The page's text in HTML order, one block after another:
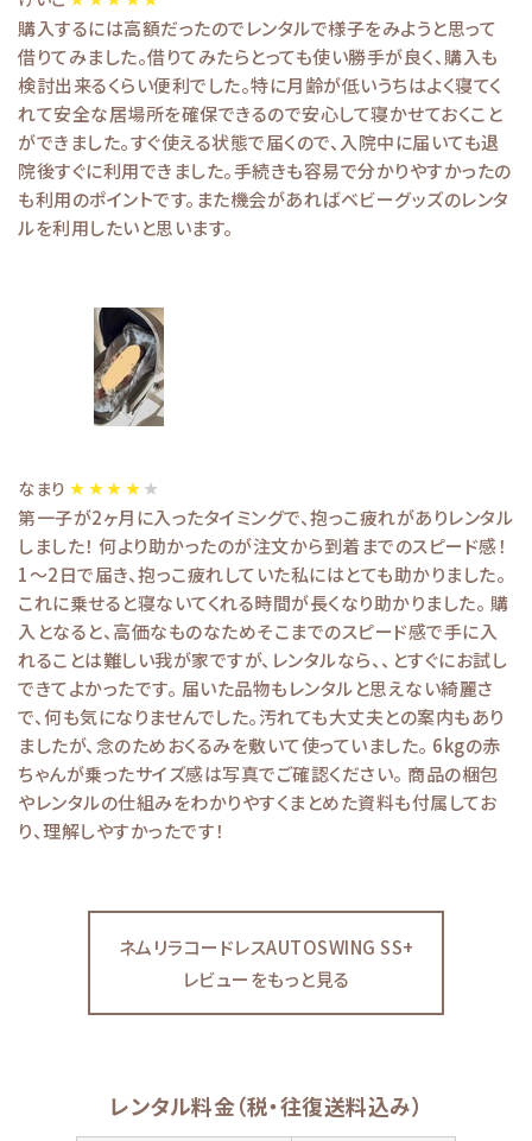
購入するには高額だったのでレンタルで様子をみようと思って
借りてみました。借りてみたらとっても使い勝手が良く、購入も
検討出来るくらい便利でした。特に月齢が低いうちはよく寝てく
れて安全な居場所を確保できるので安心して寝かせておくこと
ができました。すぐ使える状態で届くので、入院中に届いても退
院後すぐに利用できました。手続きも容易で分かりやすかったの
も利用のポイントです。また機会があればベビーグッズのレンタ
ルを利用したいと思います。
なまり
第一子が2ヶ月に入ったタイミングで、抱っこ疲れがありレンタル
しました！ 何より助かったのが注文から到着までのスピード感！
1～2日で届き、抱っこ疲れしていた私にはとても助かりました。
これに乗せると寝ないてくれる時間が長くなり助かりました。 購
入となると、高価なものなためそこまでのスピード感で手に入
れることは難しい我が家ですが、レンタルなら、、とすぐにお試し
できてよかったです。 届いた品物もレンタルと思えない綺麗さ
で、何も気になりませんでした。汚れても大丈夫との案内もあり
ましたが、念のためおくるみを敷いて使っていました。 6kgの赤
ちゃんが乗ったサイズ感は写真でご確認ください。 商品の梱包
やレンタルの仕組みをわかりやすくまとめた資料も付属してお
り、理解しやすかったです！
ネムリラコードレスAUTOSWING SS+
レビューをもっと見る
レンタル料金（税・往復送料込み）